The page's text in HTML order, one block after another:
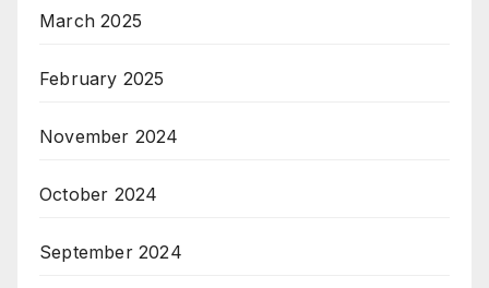
March 2025
February 2025
November 2024
October 2024
September 2024